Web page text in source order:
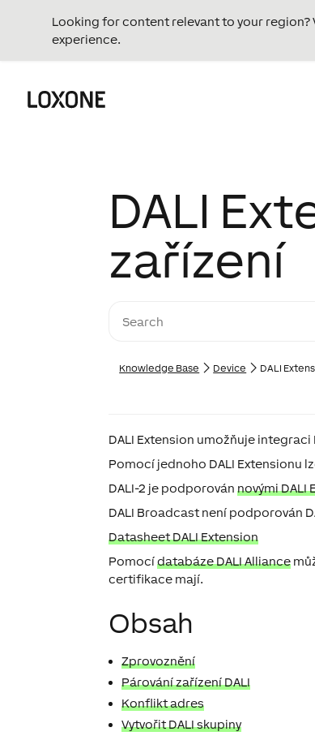
Looking for content relevant to your
experience.
DALI
zařízení
Knowledge Base Device DALI
DALI Extension umožňuje integraci
Pomocí jednoho DALI Extensionu
DALI-2 je podporovánnovými DALI
DALI Broadcast není podporován
Datasheet DALI Extension
Pomocídatabáze DALI Alliance
certifikace mají.
Obsah
Zprovoznění
Párování zařízení DALI
Konflikt adres
Vytvořit DALI skupiny